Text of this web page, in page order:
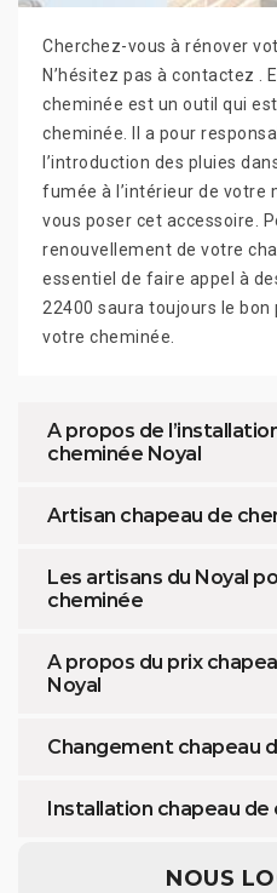
Cherchez-vous à rénover
N’hésitez pas à contactez .
cheminée est un outil qui
cheminée. Il a pour
l’introduction des pluies
fumée à l’intérieur de votre
vous poser cet accessoire.
renouvellement de votre
essentiel de faire appel à
22400 saura toujours le
votre cheminée.
A propos de
cheminée Noyal
Artisan chapeau de
Les artisans du Noyal
cheminée
A propos du prix
Noyal
Changement chapeau
Installation chapeau de
NOUS